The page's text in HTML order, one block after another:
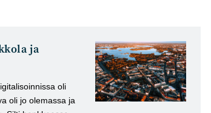
ja
oli
oli jo olemassa ja